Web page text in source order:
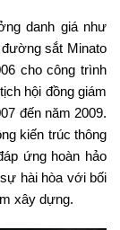
danh giá như
sắt Minato
cho công trình
hội đồng giám
đến năm 2009.
kiến trúc thông
ứng hoàn hảo
hài hòa với bối
xây dựng.